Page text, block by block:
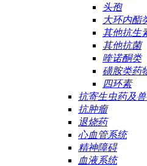
头孢
大环内酯
其他抗生
其他抗菌
喹诺酮类
磺胺类药
四环素
抗寄生虫药及
抗肿瘤
退烧药
心血管系统
精神障碍
血液系统